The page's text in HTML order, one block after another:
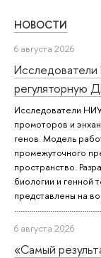
НОВОСТИ
6 августа 2026
Исследователи
регуляторную
Исследователи
промоторов и
генов. Модель
промежуточного
пространство.
биологии и генной
представлены на
6 августа 2026
«Самый